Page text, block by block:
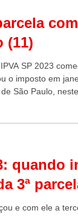
(11)
SP 2023
o imposto em
São Paulo, neste
quando
3ª
e com ele a